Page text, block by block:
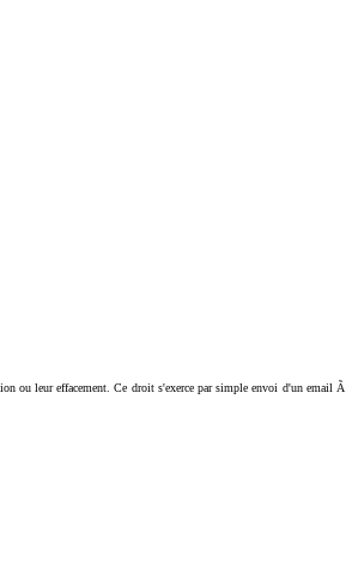
ou leur effacement. Ce droit s'exerce par simple envoi d'un email Ã